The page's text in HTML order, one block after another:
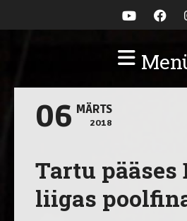
06 MÄRTS
2018
Tartu pääses
liigas